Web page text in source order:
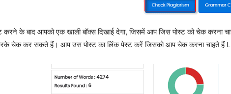
करने के बाद आपको एक खाली बॉक्स दिखाई देगा, जिसमें आप जिस पोस्ट को चेक
चेक कर सकते हैं। आप उस पोस्ट का लिंक पेस्ट करें जिसको आप चेक करना चाहते हैं